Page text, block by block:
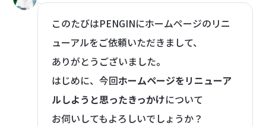
このたびはPENGINにホームページのリニ
ューアルをご依頼いただきまして、
ありがとうございました。
はじめに、今回ホームページをリニューア
ルしようと思ったきっかけについて
お伺いしてもよろしいでしょうか？